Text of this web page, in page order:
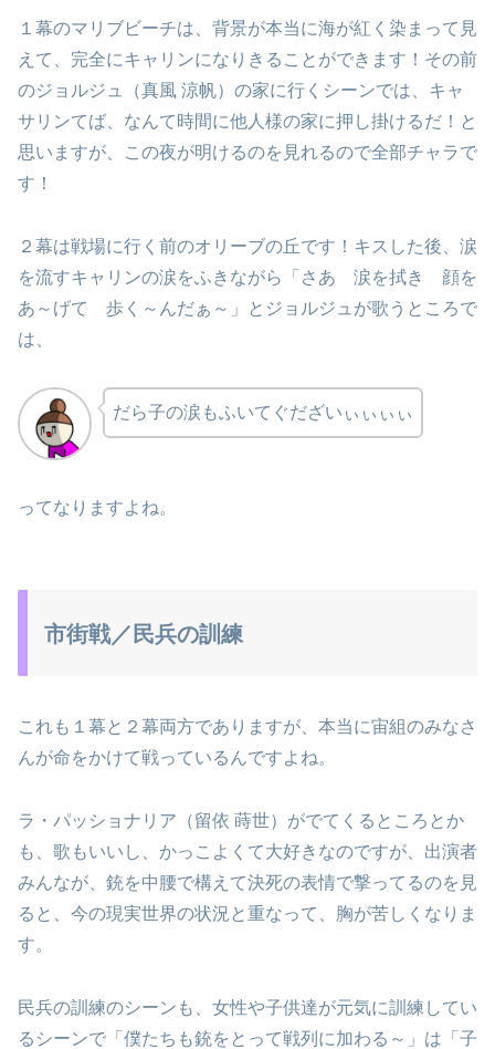
１幕のマリブビーチは、背景が本当に海が紅く染まって見
えて、完全にキャリンになりきることができます！その前
のジョルジュ（真風 涼帆）の家に行くシーンでは、キャ
サリンてば、なんて時間に他人様の家に押し掛けるだ！と
思いますが、この夜が明けるのを見れるので全部チャラで
す！
２幕は戦場に行く前のオリーブの丘です！キスした後、涙
を流すキャリンの涙をふきながら「さあ 涙を拭き 顔を
あ～げて 歩く～んだぁ～」とジョルジュが歌うところで
は、
だら子の涙もふいてぐだざいぃぃぃぃ
ってなりますよね。
市街戦／民兵の訓練
これも１幕と２幕両方でありますが、本当に宙組のみなさ
んが命をかけて戦っているんですよね。
ラ・パッショナリア（留依 蒔世）がでてくるところとか
も、歌もいいし、かっこよくて大好きなのですが、出演者
みんなが、銃を中腰で構えて決死の表情で撃ってるのを見
ると、今の現実世界の状況と重なって、胸が苦しくなりま
す。
民兵の訓練のシーンも、女性や子供達が元気に訓練してい
るシーンで「僕たちも銃をとって戦列に加わる～」は「子